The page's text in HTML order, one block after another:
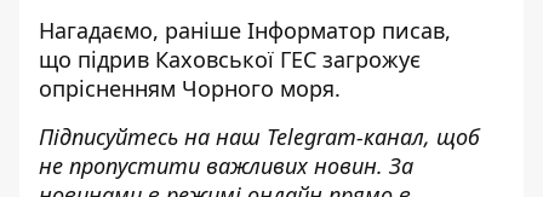
Нагадаємо, раніше Інформатор писав,
що підрив Каховської ГЕС загрожує
опрісненням Чорного моря.
Підписуйтесь на наш Telegram-канал, щоб
не пропустити важливих новин. За